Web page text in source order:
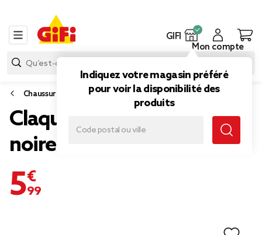
GIFI
Indiquez votre magasin préféré
pour voir la disponibilité des
produits
Mon compte
Chaussures
Claquettes raie manta
noires 40/41
5,99 €